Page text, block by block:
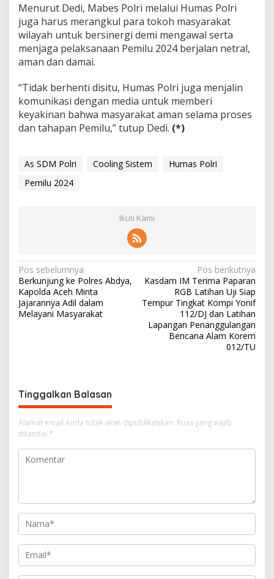
Menurut Dedi, Mabes Polri melalui Humas Polri
juga harus merangkul para tokoh masyarakat
wilayah untuk bersinergi demi mengawal serta
menjaga pelaksanaan Pemilu 2024 berjalan netral,
aman dan damai.
“Tidak berhenti disitu, Humas Polri juga menjalin
komunikasi dengan media untuk memberi
keyakinan bahwa masyarakat aman selama proses
dan tahapan Pemilu,” tutup Dedi. (*)
As SDM Polri Cooling Sistem
Humas Polri
Pemilu 2024
Ikuti Kami
N
a
v
i
i
p
o
s
Pos sebelumnya
Berkunjung ke Polres Abdya,
Kapolda Aceh Minta
Jajarannya Adil dalam
Melayani Masyarakat
Pos berikutnya
Kasdam IM Terima Paparan
RGB Latihan Uji Siap
Tempur Tingkat Kompi Yonif
112/DJ dan Latihan
Lapangan Penanggulangan
Bencana Alam Korem
012/TU
Tinggalkan Balasan
Alamat email Anda tidak akan dipublikasikan. Ruas yang wajib
ditandai *